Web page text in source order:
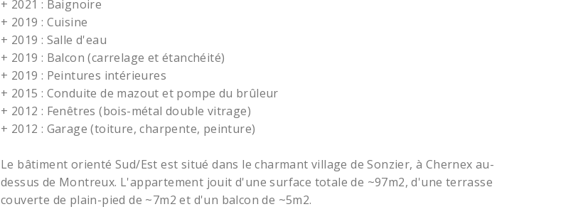
+ 2021 : Baignoire
+ 2019 : Cuisine
+ 2019 : Salle d'eau
+ 2019 : Balcon (carrelage et étanchéité)
+ 2019 : Peintures intérieures
+ 2015 : Conduite de mazout et pompe du brûleur
+ 2012 : Fenêtres (bois-métal double vitrage)
+ 2012 : Garage (toiture, charpente, peinture)
Le bâtiment orienté Sud/Est est situé dans le charmant village de Sonzier, à Chernex au-
dessus de Montreux. L'appartement jouit d'une surface totale de ~97m2, d'une terrasse
couverte de plain-pied de ~7m2 et d'un balcon de ~5m2.